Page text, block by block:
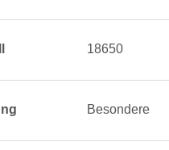
18650
Besondere